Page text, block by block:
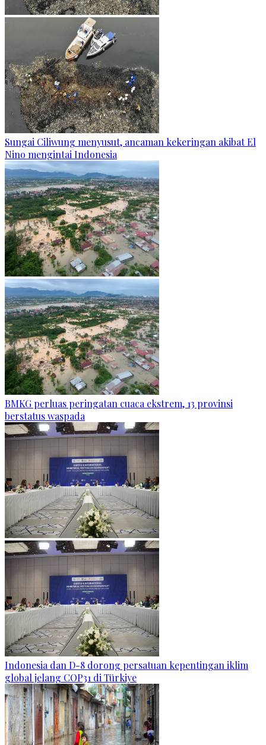
Sungai Ciliwung menyusut, ancaman kekeringan akibat El
Nino mengintai Indonesia
BMKG perluas peringatan cuaca ekstrem, 13 provinsi
berstatus waspada
Indonesia dan D-8 dorong persatuan kepentingan iklim
global jelang COP31 di Türkiye